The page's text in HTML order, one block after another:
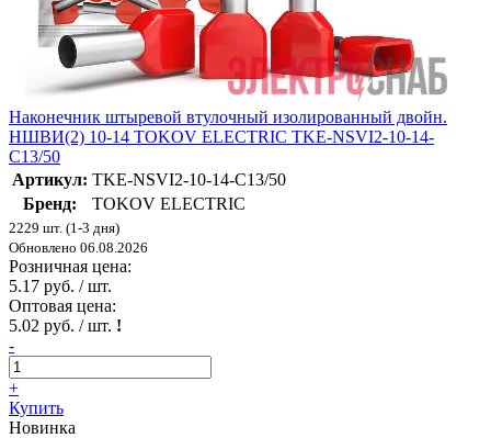
Наконечник штыревой втулочный изолированный двойн.
НШВИ(2) 10-14 TOKOV ELECTRIC TKE-NSVI2-10-14-
C13/50
Артикул: TKE-NSVI2-10-14-C13/50
Бренд:
TOKOV ELECTRIC
2229 шт. (1-3 дня)
Обновлено 06.08.2026
Розничная цена:
5.17 руб. / шт.
Оптовая цена:
5.02 руб. / шт. !
-
+
Купить
Новинка